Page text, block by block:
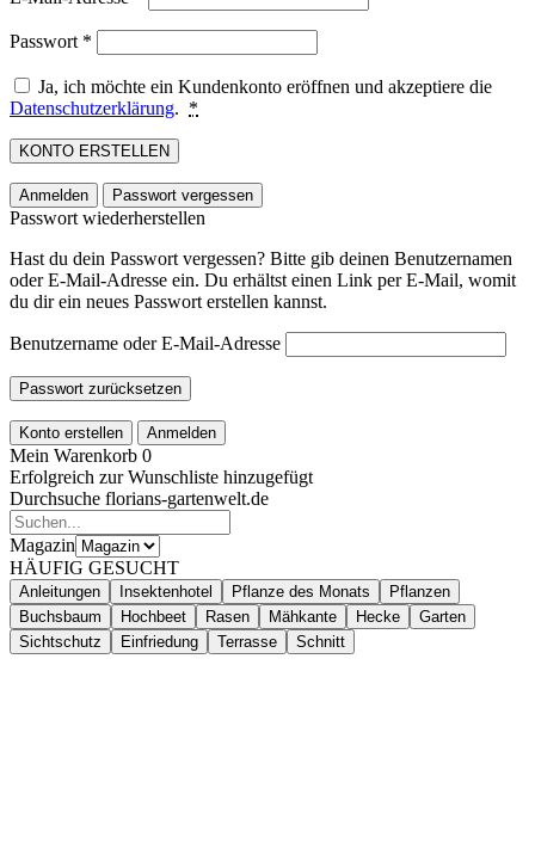
Passwort *
Ja, ich möchte ein Kundenkonto eröffnen und akzeptiere die
Datenschutzerklärung. *
KONTO ERSTELLEN
Anmelden Passwort vergessen
Passwort wiederherstellen
Hast du dein Passwort vergessen? Bitte gib deinen Benutzernamen
oder E-Mail-Adresse ein. Du erhältst einen Link per E-Mail, womit
du dir ein neues Passwort erstellen kannst.
Benutzername oder E-Mail-Adresse
Passwort zurücksetzen
Konto erstellen Anmelden
Mein Warenkorb 0
Erfolgreich zur Wunschliste hinzugefügt
Durchsuche florians-gartenwelt.de
Magazin
HÄUFIG GESUCHT
Anleitungen Insektenhotel Pflanze des Monats
Pflanzen
Buchsbaum
Hochbeet Rasen Mähkante Hecke
Garten
Sichtschutz
Einfriedung Terrasse Schnitt